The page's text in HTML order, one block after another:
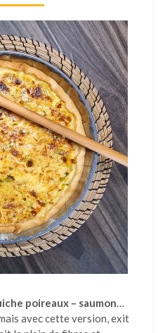
poireaux – saumon…
avec cette version, exit